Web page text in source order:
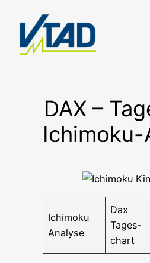
springen
DAX –
Ichimoku-
Ichi­mo­ku
Analyse
Dax
Tages­
chart